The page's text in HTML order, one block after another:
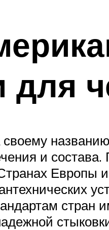
для
и
Европы
стран